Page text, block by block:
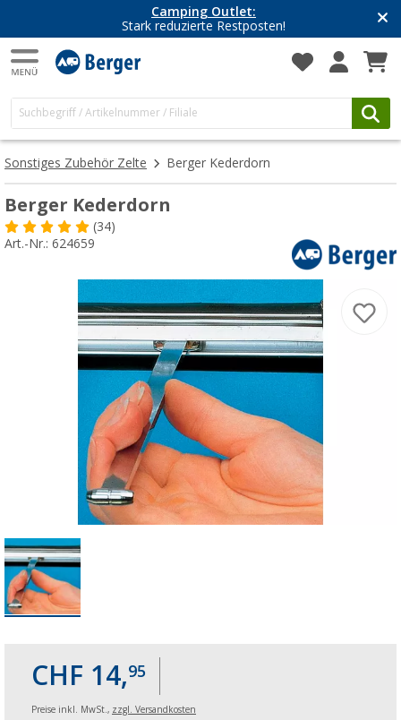
Camping Outlet:
Stark reduzierte Restposten!
Sonstiges Zubehör Zelte Berger Kederdorn
Berger Kederdorn
(34)
Art.-Nr.: 624659
CHF 14,95
Preise inkl. MwSt., zzgl. Versandkosten